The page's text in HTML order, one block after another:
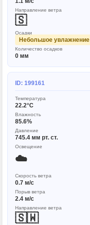
Направление ветра
🇸
Осадки
Небольшое увлажнение
Количество осадков
0 мм
ID: 199161
Температура
22.2°C
Влажность
85.6%
Давление
745.4 мм рт. ст.
Освещение
☁️
Скорость ветра
0.7 м/с
Порыв ветра
2.4 м/с
Направление ветра
🇸🇼